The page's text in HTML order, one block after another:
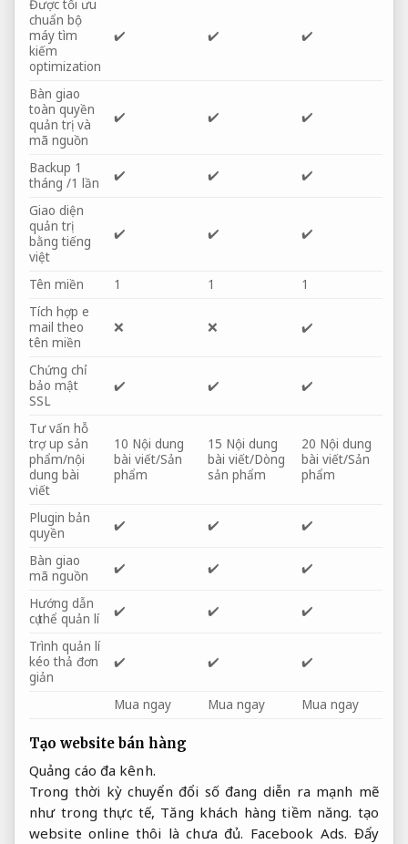
Được tối ưu
chuẩn bộ
máy tìm
kiếm
optimization
✔️ ✔️ ✔️
Bàn giao
toàn quyền
quản trị và
mã nguồn
✔️ ✔️ ✔️
Backup 1
tháng /1 lần
✔️ ✔️ ✔️
Giao diện
quản trị
bằng tiếng
việt
✔️ ✔️ ✔️
Tên miền 1 1
1
Tích hợp e
mail theo
tên miền
❌ ❌ ✔️
Chứng chỉ
bảo mật
SSL
✔️ ✔️ ✔️
Tư vấn hỗ
trợ up sản
phẩm/nội
dung bài
viết
10 Nội dung
bài viết/Sản
phẩm
15 Nội dung
bài viết/Dòng
sản phẩm
20 Nội dung
bài viết/Sản
phẩm
Plugin bản
quyền
✔️ ✔️ ✔️
Bàn giao
mã nguồn
✔️ ✔️ ✔️
Hướng dẫn
cụ thể quản lí
✔️ ✔️ ✔️
Trình quản lí
kéo thả đơn
giản
✔️ ✔️ ✔️
Mua ngay Mua ngay Mua ngay
Tạo website bán hàng
Quảng cáo đa kênh.
Trong thời kỳ chuyển đổi số đang diễn ra mạnh mẽ
như trong thực tế, Tăng khách hàng tiềm năng. tạo
website online thôi là chưa đủ. Facebook Ads. Đẩy